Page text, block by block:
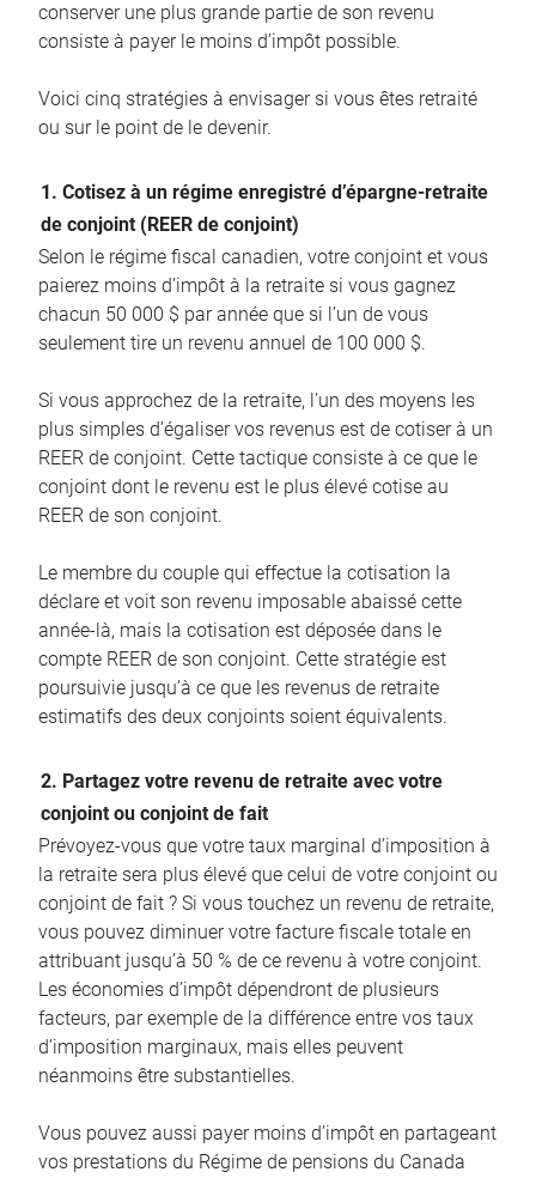
conserver une plus grande partie de son revenu
consiste à payer le moins d’impôt possible.
Voici cinq stratégies à envisager si vous êtes retraité
ou sur le point de le devenir.
1. Cotisez à un régime enregistré d’épargne-retraite
de conjoint (REER de conjoint)
Selon le régime fiscal canadien, votre conjoint et vous
paierez moins d’impôt à la retraite si vous gagnez
chacun 50 000 $ par année que si l’un de vous
seulement tire un revenu annuel de 100 000 $.
Si vous approchez de la retraite, l’un des moyens les
plus simples d’égaliser vos revenus est de cotiser à un
REER de conjoint. Cette tactique consiste à ce que le
conjoint dont le revenu est le plus élevé cotise au
REER de son conjoint.
Le membre du couple qui effectue la cotisation la
déclare et voit son revenu imposable abaissé cette
année-là, mais la cotisation est déposée dans le
compte REER de son conjoint. Cette stratégie est
poursuivie jusqu’à ce que les revenus de retraite
estimatifs des deux conjoints soient équivalents.
2. Partagez votre revenu de retraite avec votre
conjoint ou conjoint de fait
Prévoyez-vous que votre taux marginal d’imposition à
la retraite sera plus élevé que celui de votre conjoint ou
conjoint de fait ? Si vous touchez un revenu de retraite,
vous pouvez diminuer votre facture fiscale totale en
attribuant jusqu’à 50 % de ce revenu à votre conjoint.
Les économies d’impôt dépendront de plusieurs
facteurs, par exemple de la différence entre vos taux
d’imposition marginaux, mais elles peuvent
néanmoins être substantielles.
Vous pouvez aussi payer moins d’impôt en partageant
vos prestations du Régime de pensions du Canada